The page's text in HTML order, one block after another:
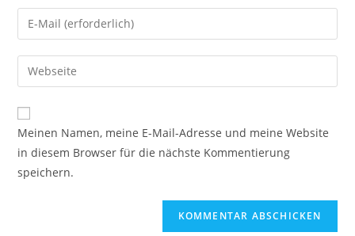
Namen
oder
zum
Kommentieren
ein
Gib
deine
E-
Mail-
zum
Kommentieren
ein
Gib
deine
Website-
URL
Meinen Namen, meine E-Mail-Adresse und meine Website
in diesem Browser für die nächste Kommentierung
speichern.